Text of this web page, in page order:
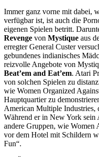
Immer ganz vorne mit dabei,
verfügbar ist, ist auch die
eigenen Spielen betritt.
Revenge von Mystique aus
erregter General Custer
gebundenes indianisches
reizvolle Angebote von
Beat’em and Eat’em. Atari
von solchen Spielen zu
wie Women Organized
Hauptquartier zu
American Multiple Industries,
Während er in New York
andere Gruppen, wie Women
vor dem Hotel mit Schildern
Fun“.